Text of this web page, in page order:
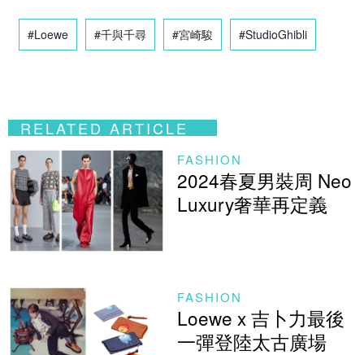
#Loewe #千與千尋 #宮崎駿 #StudioGhibli
RELATED ARTICLE
FASHION
2024春夏男裝周 Neo
Luxury奢華再定義
FASHION
Loewe x 吉卜力最後
一彈登陸太古廣場